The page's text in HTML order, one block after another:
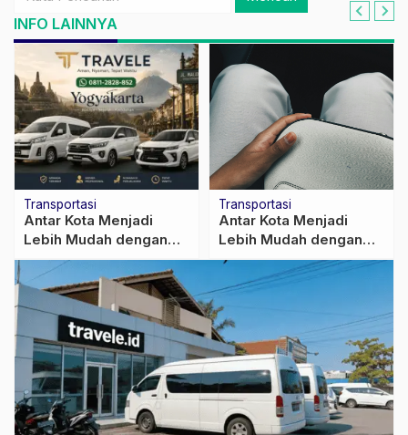
INFO LAINNYA
Transportasi
Antar Kota Menjadi
Lebih Mudah dengan
Travel Door to Door
Transportasi
Antar Kota Menjadi
Lebih Mudah dengan
Travel Door to Door